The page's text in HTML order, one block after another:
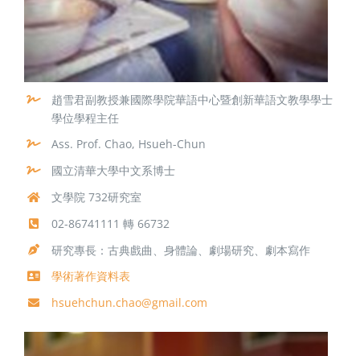
趙雪君副教授兼國際學院華語中心暨創新華語文教學學士
學位學程主任
Ass. Prof. Chao, Hsueh-Chun
國立清華大學中文系博士
文學院 732研究室
02-86741111 轉 66732
研究專長：古典戲曲、身體論、劇場研究、劇本寫作
學術著作資料表
hsuehchun.chao@gmail.com